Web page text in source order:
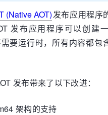
(Native AOT)发布应用程序
发布应用程序可以创建
要运行时，所有内容都包
发布带来了以下改进：
架构的支持